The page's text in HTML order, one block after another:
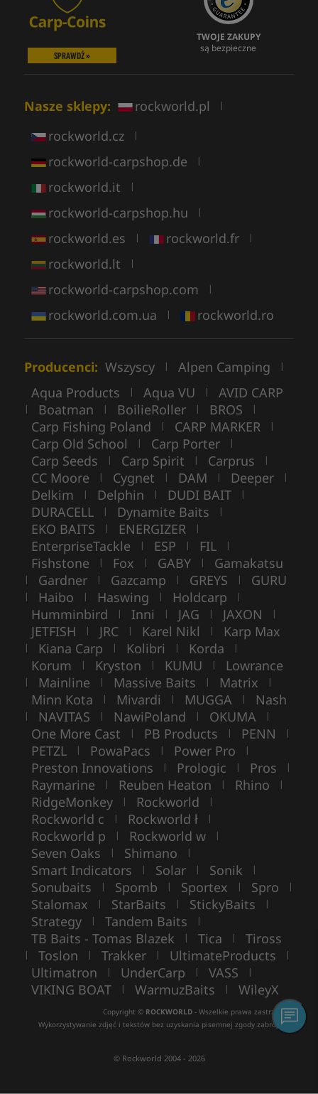
SPRAWDŹ »
TWOJE ZAKUPY
są bezpieczne
Nasze sklepy: rockworld.pl |
rockworld.cz |
rockworld-carpshop.de |
rockworld.it |
rockworld-carpshop.hu |
rockworld.es | rockworld.fr |
rockworld.lt |
rockworld-carpshop.com |
rockworld.com.ua | rockworld.ro
Producenci: Wszyscy | Alpen Camping |
Aqua Products | Aqua VU | AVID CARP
| Boatman | BoilieRoller | BROS |
Carp Fishing Poland | CARP MARKER |
Carp Old School | Carp Porter |
Carp Seeds | Carp Spirit | Carprus |
CC Moore | Cygnet | DAM | Deeper |
Delkim | Delphin | DUDI BAIT |
DURACELL | Dynamite Baits |
EKO BAITS | ENERGIZER |
EnterpriseTackle | ESP | FIL |
Fishstone | Fox | GABY | Gamakatsu
| Gardner | Gazcamp | GREYS | GURU
| Haibo | Haswing | Holdcarp |
Humminbird | Inni | JAG | JAXON |
JETFISH | JRC | Karel Nikl | Karp Max
| Kiana Carp | Kolibri | Korda |
Korum | Kryston | KUMU | Lowrance
| Mainline | Massive Baits | Matrix |
Minn Kota | Mivardi | MUGGA | Nash
| NAVITAS | NawiPoland | OKUMA |
One More Cast | PB Products | PENN |
PETZL | PowaPacs | Power Pro |
Preston Innovations | Prologic | Pros |
Raymarine | Reuben Heaton | Rhino |
RidgeMonkey | Rockworld |
Rockworld c | Rockworld ł |
Rockworld p | Rockworld w |
Seven Oaks | Shimano |
Smart Indicators | Solar | Sonik |
Sonubaits | Spomb | Sportex | Spro |
Stalomax | StarBaits | StickyBaits |
Strategy | Tandem Baits |
TB Baits - Tomas Blazek | Tica | Tiross
| Toslon | Trakker | UltimateProducts |
Ultimatron | UnderCarp | VASS |
VIKING BOAT | WarmuzBaits | WileyX
Copyright © ROCKWORLD - Wszelkie prawa zastrzeżone.
Wykorzystywanie zdjęć i tekstów bez uzyskania pisemnej zgody zabronione.
© Rockworld 2004 - 2026